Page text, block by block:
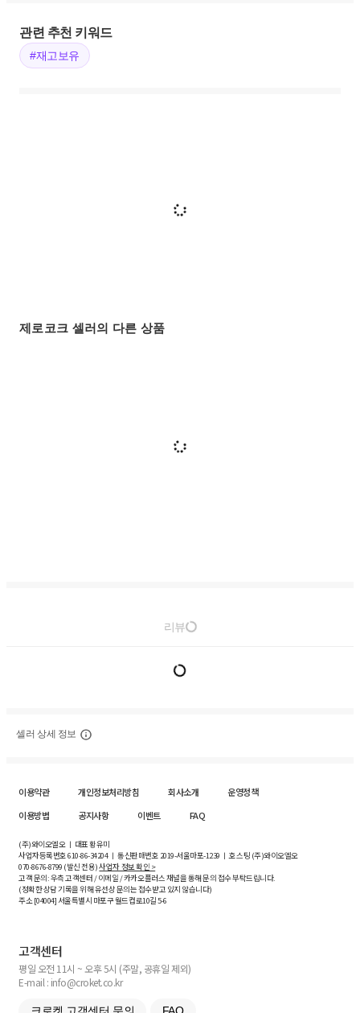
관련 추천 키워드
#재고보유
제로코크 셀러의 다른 상품
리뷰
셀러 상세 정보
이용약관 개인정보처리방침 회사소개
운영정책
이용방법
공지사항 이벤트 FAQ
(주)와이오엘오 ㅣ 대표 황유미
사업자등록번호610-86-34204ㅣ 통신판매번호 2019-서울마포-1239 ㅣ 호스팅 (주)와이오엘오
070-8676-8799 (발신 전용)사업자 정보 확인 >
고객 문의: 우측 고객센터 / 이메일 / 카카오플러스 채널을 통해 문의 접수 부탁드립니다.
(정확한 상담 기록을 위해 유선상 문의는 접수받고 있지 않습니다)
주소 [04004] 서울특별시 마포구 월드컵로10길5-6
고객센터
평일 오전 11시 ~ 오후 5시 (주말, 공휴일 제외)
E-mail : info@croket.co.kr